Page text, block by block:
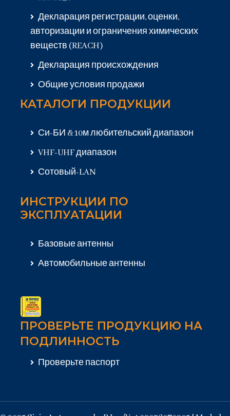
Декларация регистрации, оценки,
авторизации и ограничения химических
веществ (REACH)
Декларация происхождения
Общие условия продажи
КАТАЛОГИ ПРОДУКЦИИ
Си-БИ & 10м любительский диапазон
VHF-UHF диапазон
Сотовый-LAN
ИНСТРУКЦИИ ПО
ЭКСПЛУАТАЦИИ
Базовые антенны
Автомобильные антенны
ПРОВЕРЬТЕ ПРОДУКЦИЮ НА
ПОДЛИННОСТЬ
Проверьте паспорт